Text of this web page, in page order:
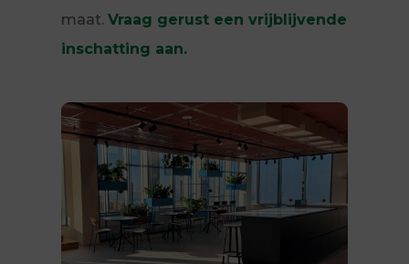
maat.Vraag gerust een vrijblijvende
inschatting aan.